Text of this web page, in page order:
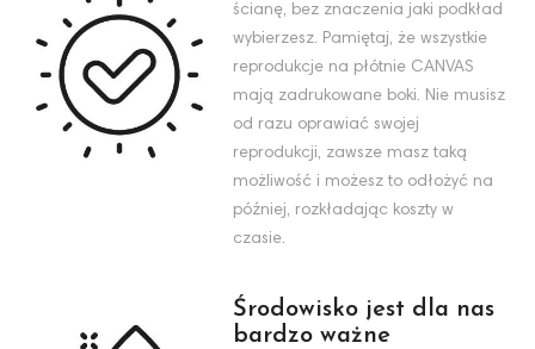
ścianę, bez znaczenia jaki podkład
wybierzesz. Pamiętaj, że wszystkie
reprodukcje na płótnie CANVAS
mają zadrukowane boki. Nie musisz
od razu oprawiać swojej
reprodukcji, zawsze masz taką
możliwość i możesz to odłożyć na
później, rozkładając koszty w
czasie.
Środowisko jest dla nas
bardzo ważne